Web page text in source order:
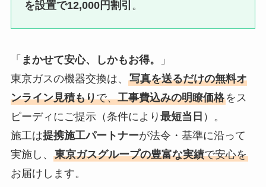
を設置で12,000円割引 。
「 まかせて安心、しかもお得。
」
東京ガスの機器交換は、 写真を送るだけの無料オ
ンライン見積もりで、工事費込みの明瞭価格をス
ピーディにご提示（条件により 最短当日 ）。
施工は提携施工パートナーが法令・基準に沿って
実施し、 東京ガスグループの豊富な実績で安心を
お届けします。